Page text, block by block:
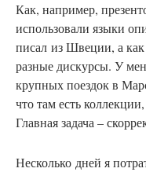
Как, например,
использовали языки
писал из Швеции, а
разные дискурсы. У
крупных поездок в
что там есть
Главная задача –
Несколько дней я